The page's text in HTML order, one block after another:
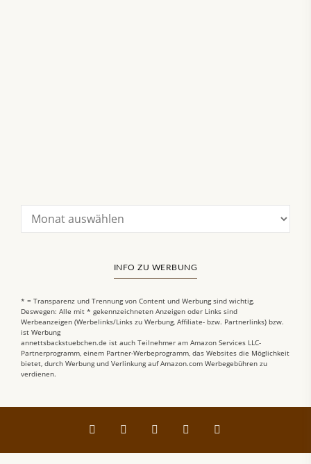
INFO ZU WERBUNG
* = Transparenz und Trennung von Content und Werbung sind wichtig.
Deswegen: Alle mit * gekennzeichneten Anzeigen oder Links sind
Werbeanzeigen (Werbelinks/Links zu Werbung, Affiliate- bzw. Partnerlinks) bzw.
ist Werbung
annettsbackstuebchen.de ist auch Teilnehmer am Amazon Services LLC-
Partnerprogramm, einem Partner-Werbeprogramm, das Websites die Möglichkeit
bietet, durch Werbung und Verlinkung auf Amazon.com Werbegebühren zu
verdienen.